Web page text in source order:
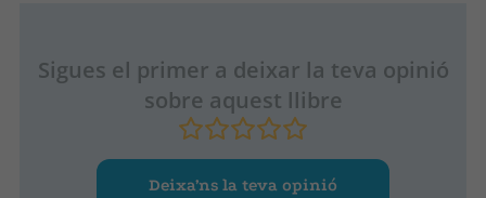
Sigues el primer a deixar la teva opinió
sobre aquest llibre
Deixa’ns la teva opinió